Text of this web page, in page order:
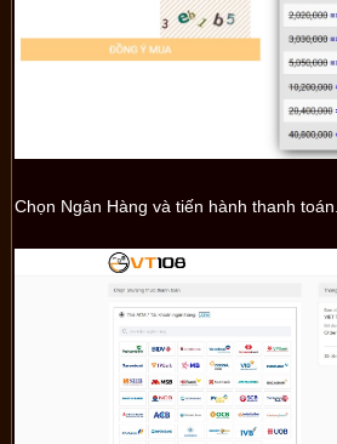
Chọn Ngân Hàng và tiến hành thanh toán.